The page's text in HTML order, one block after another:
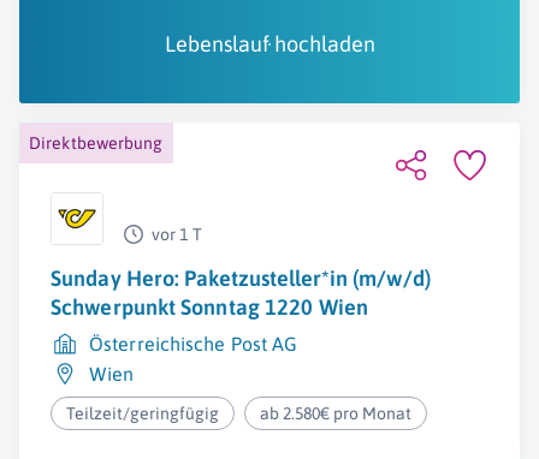
Lebenslauf hochladen
Direktbewerbung
vor 1 T
Sunday Hero: Paketzusteller*in (m/w/d)
Schwerpunkt Sonntag 1220 Wien
Österreichische Post AG
Wien
Teilzeit/geringfügig ab 2.580€ pro Monat